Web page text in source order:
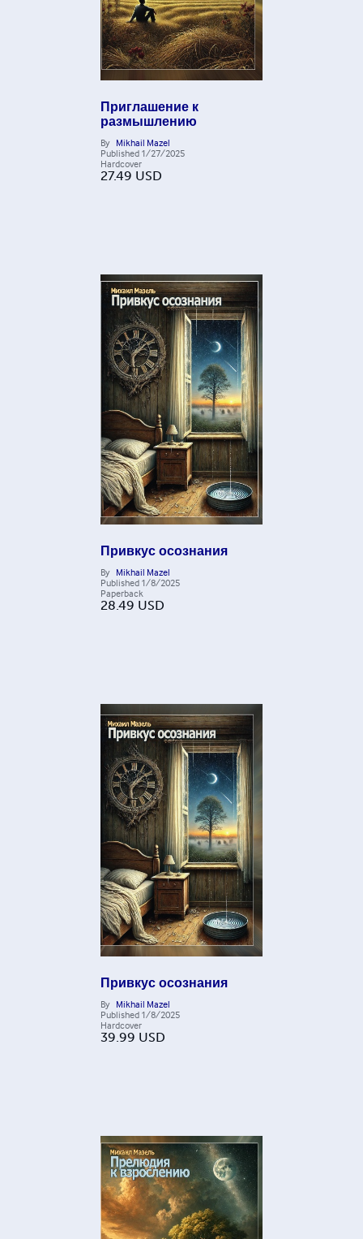
Приглашение к
размышлению
By Mikhail Mazel
Published 1/27/2025
Hardcover
27.49 USD
Привкус осознания
By Mikhail Mazel
Published 1/8/2025
Paperback
28.49 USD
Привкус осознания
By Mikhail Mazel
Published 1/8/2025
Hardcover
39.99 USD